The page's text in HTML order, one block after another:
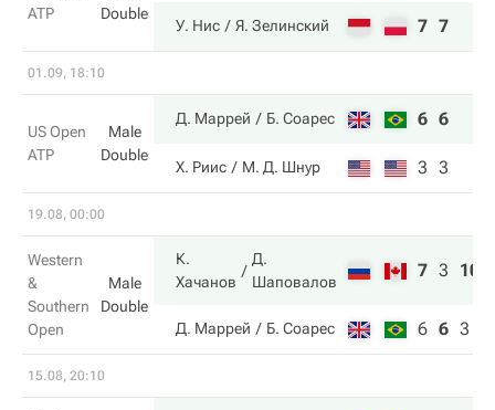
ATP
Double
У. Нис Я. Зелинский 7 7
01.09, 18:10
US Open
ATP
Male
Double
Д. Маррей Б. Соарес 6 6
Х. Риис М. Д. Шнур 3 3
19.08, 00:00
Western
&
Southern
Open
Male
Double
К.
Хачанов
Д.
Шаповалов
7 3 10
Д. Маррей Б. Соарес 6 6 3
15.08, 20:10